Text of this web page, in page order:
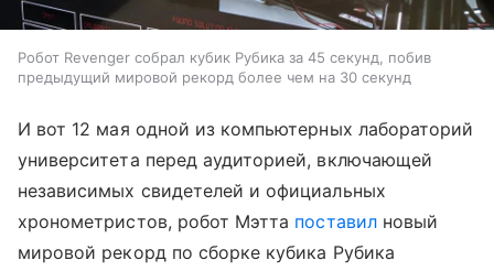
Робот Revenger собрал кубик Рубика за 45 секунд, побив
предыдущий мировой рекорд более чем на 30 секунд
И вот 12 мая одной из компьютерных лабораторий
университета перед аудиторией, включающей
независимых свидетелей и официальных
хронометристов, робот Мэтта поставилновый
мировой рекорд по сборке кубика Рубика